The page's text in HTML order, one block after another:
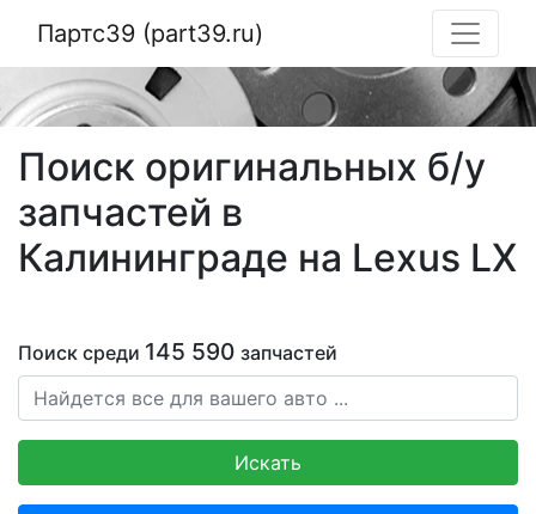
Партс39 (part39.ru)
Поиск оригинальных б/у
запчастей в
Калининграде на Lexus LX
Поиск среди 145 590 запчастей
Искать